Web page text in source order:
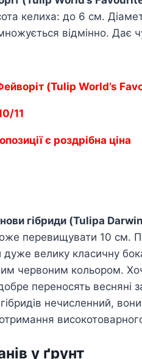
келиха: до 6 см.
відмінно. Дає
(Tulip World’s
11
є роздрібна ціна
гібриди (Tulipa
перевищувати 10 см.
велику класичну
червоним кольором.
переносять весняні
нечисленний,
у ґрунт